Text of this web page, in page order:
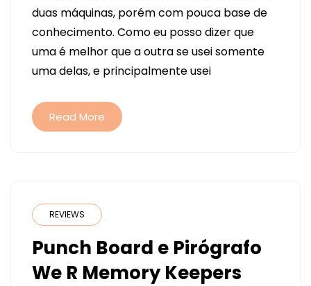
PRINT
CUT
SILHOUETTE
X
duas máquinas, porém com pouca base de
conhecimento. Como eu posso dizer que
uma é melhor que a outra se usei somente
uma delas, e principalmente usei
Read More
REVIEWS
Punch Board e Pirógrafo
We R Memory Keepers